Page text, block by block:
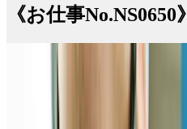
《お仕事No.NS0650》